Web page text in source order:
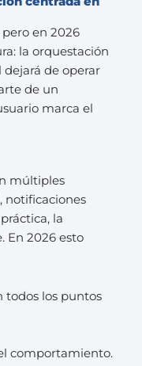
en 2026
la orquestación
dejará de operar
de un
marca el
múltiples
notificaciones
la
En 2026 esto
todos los puntos
comportamiento.